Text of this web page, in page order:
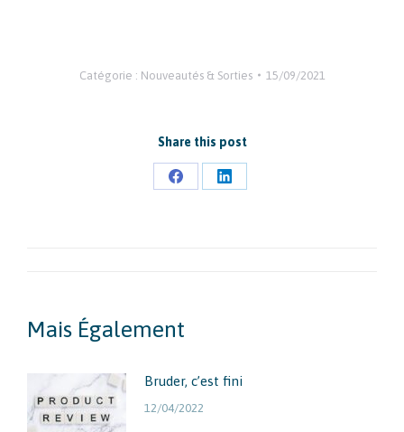
Catégorie : Nouveautés & Sorties 15/09/2021
Share this post
PartagerPartager
Mais Également
Bruder, c’est fini
12/04/2022